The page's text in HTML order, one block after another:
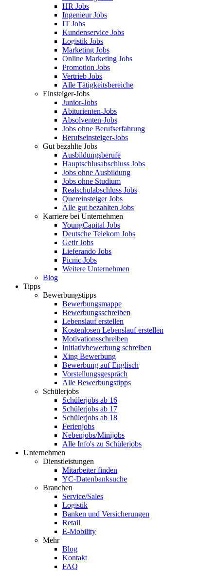
HR Jobs
Ingenieur Jobs
IT Jobs
Kundenservice Jobs
Logistik Jobs
Marketing Jobs
Online Marketing Jobs
Promotion Jobs
Vertrieb Jobs
Alle Tätigkeitsbereiche
Einsteiger-Jobs
Junior-Jobs
Abiturienten-Jobs
Absolventen-Jobs
Jobs ohne Berufserfahrung
Berufseinsteiger-Jobs
Gut bezahlte Jobs
Ausbildungsberufe
Hauptschlusabschluss Jobs
Jobs ohne Ausbildung
Jobs ohne Studium
Realschulabschluss Jobs
Quereinsteiger Jobs
Alle gut bezahlten Jobs
Karriere bei Unternehmen
YoungCapital Jobs
Deutsche Telekom Jobs
Getir Jobs
Lieferando Jobs
Picnic Jobs
Weitere Unternehmen
Blog
Tipps
Bewerbungstipps
Bewerbungsmappe
Bewerbungsschreiben
Lebenslauf erstellen
Kostenlosen Lebenslauf erstellen
Motivationsschreiben
Initiativbewerbung schreiben
Xing Bewerbung
Bewerbung auf Englisch
Vorstellungsgespräch
Alle Bewerbungstipps
Schülerjobs
Schülerjobs ab 16
Schülerjobs ab 17
Schülerjobs ab 18
Ferienjobs
Nebenjobs/Minijobs
Alle Info's zu Schülerjobs
Unternehmen
Dienstleistungen
Mitarbeiter finden
YC-Datenbanksuche
Branchen
Service/Sales
Logistik
Banken und Versicherungen
Retail
E-Mobility
Mehr
Blog
Kontakt
FAQ